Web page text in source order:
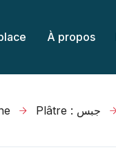
À propos
Plâtre : جبس